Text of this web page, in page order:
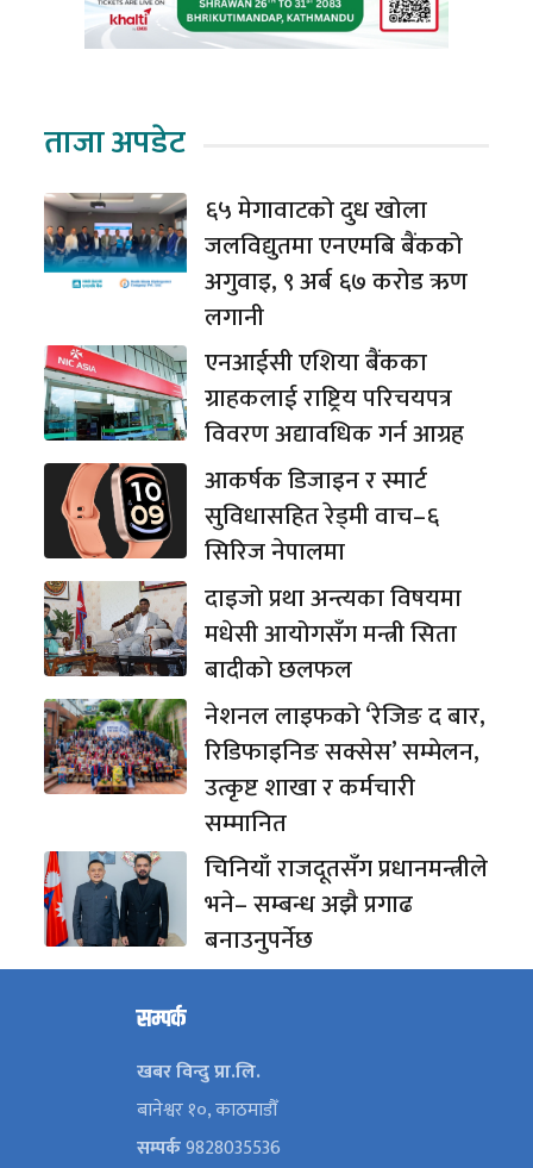
ताजा अपडेट
६५ मेगावाटको दुध खोला
जलविद्युतमा एनएमबि बैंकको
अगुवाइ, ९ अर्ब ६७ करोड ऋण
लगानी
एनआईसी एशिया बैंकका
ग्राहकलाई राष्ट्रिय परिचयपत्र
विवरण अद्यावधिक गर्न आग्रह
आकर्षक डिजाइन र स्मार्ट
सुविधासहित रेड्मी वाच–६
सिरिज नेपालमा
दाइजो प्रथा अन्त्यका विषयमा
मधेसी आयोगसँग मन्त्री सिता
बादीको छलफल
नेशनल लाइफको ‘रेजिङ द बार,
रिडिफाइनिङ सक्सेस’ सम्मेलन,
उत्कृष्ट शाखा र कर्मचारी
सम्मानित
चिनियाँ राजदूतसँग प्रधानमन्त्रीले
भने– सम्बन्ध अझै प्रगाढ
बनाउनुपर्नेछ
सम्पर्क
खबर विन्दु प्रा.लि.
बानेश्वर १०, काठमाडौँ
सम्पर्क9828035536